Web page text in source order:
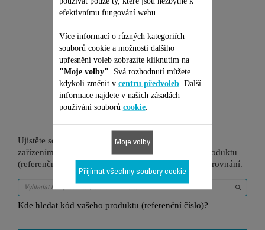
Je vhodné pro 11
produktů
Ujistěte se, že je tato položka kompatibilní s vaším
zařízením/produktem. Zadejte prosím kód vašeho produktu
(referenční číslo) do vyhledávacího pole níže pro porovnání.
Kde hledat kód vašeho produktu (referenční číslo)?
efektivnímu fungování webu.
Více informací o různých kategoriích
souborů cookie a možnosti dalšího
upřesnění voleb zobrazíte kliknutím na
"Moje volby" . Svá rozhodnutí můžete
kdykoli změnit v centru předvoleb. Další
informace najdete v našich zásadách
používání souborů cookie.
Moje volby
Přijímat všechny soubory cookie